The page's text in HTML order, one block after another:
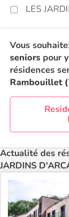
LES
Vous
seniors pour
résidences
Rambouillet
Actualité des
JARDINS